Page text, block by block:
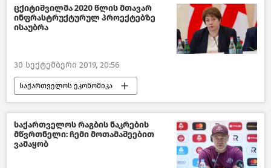
საქართველო
ცქიტიშვილმა 2020 წლის მთავარ
ინფრასტრუქტურულ პროექტებზე
ისაუბრა
30 სექტემბერი 2019, 20:56
საქართველოს ეკონომიკა
ახალი ამბები ეკონომიკა
საქართველო
საქართველოს რაგბის ნაკრების
მწვრთნელი: ჩემი მოთამაშეებით
ვამაყობ